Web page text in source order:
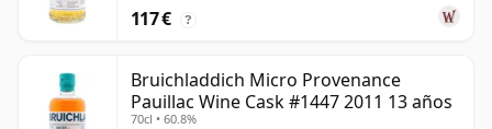
117 € ?
Bruichladdich Micro Provenance
Pauillac Wine Cask #1447 2011 13 años
70cl • 60.8%